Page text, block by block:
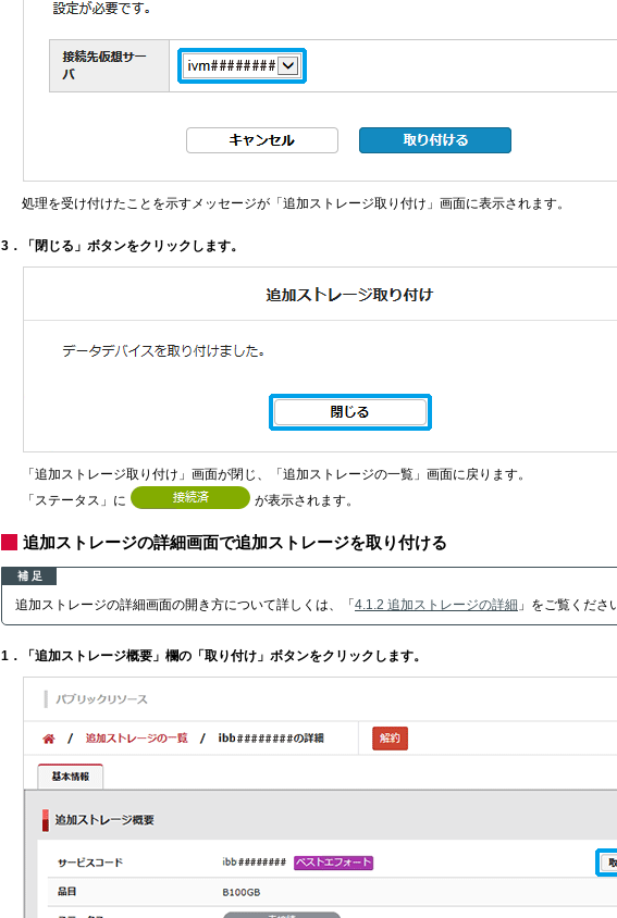
処理を受け付けたことを示すメッセージが「追加ストレージ取り付け」画面に表示されます。
3．「閉じる」ボタンをクリックします。
「追加ストレージ取り付け」画面が閉じ、「追加ストレージの一覧」画面に戻ります。
「ステータス」に
が表示されます。
追加ストレージの詳細画面で追加ストレージを取り付ける
補 足
追加ストレージの詳細画面の開き方について詳しくは、「 4.1.2 追加ストレージの詳細 」をご覧くださ
1．「追加ストレージ概要」欄の「取り付け」ボタンをクリックします。